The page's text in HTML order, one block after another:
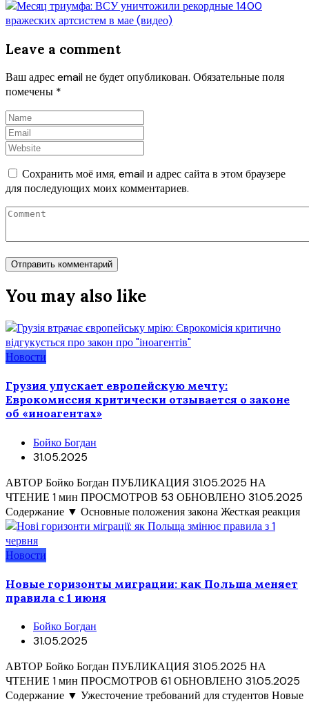
Leave a comment
Ваш адрес email не будет опубликован. Обязательные поля
помечены *
Сохранить моё имя, email и адрес сайта в этом браузере
для последующих моих комментариев.
You may also like
Новости
Грузия упускает европейскую мечту:
Еврокомиссия критически отзывается о законе
об «иноагентах»
Бойко Богдан
31.05.2025
АВТОР Бойко Богдан ПУБЛИКАЦИЯ 31.05.2025 НА
ЧТЕНИЕ 1 мин ПРОСМОТРОВ 53 ОБНОВЛЕНО 31.05.2025
Содержание ▼ Основные положения закона Жесткая реакция
Новости
Новые горизонты миграции: как Польша меняет
правила с 1 июня
Бойко Богдан
31.05.2025
АВТОР Бойко Богдан ПУБЛИКАЦИЯ 31.05.2025 НА
ЧТЕНИЕ 1 мин ПРОСМОТРОВ 61 ОБНОВЛЕНО 31.05.2025
Содержание ▼ Ужесточение требований для студентов Новые